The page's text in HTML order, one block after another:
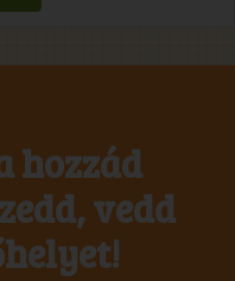
hozzád
vedd